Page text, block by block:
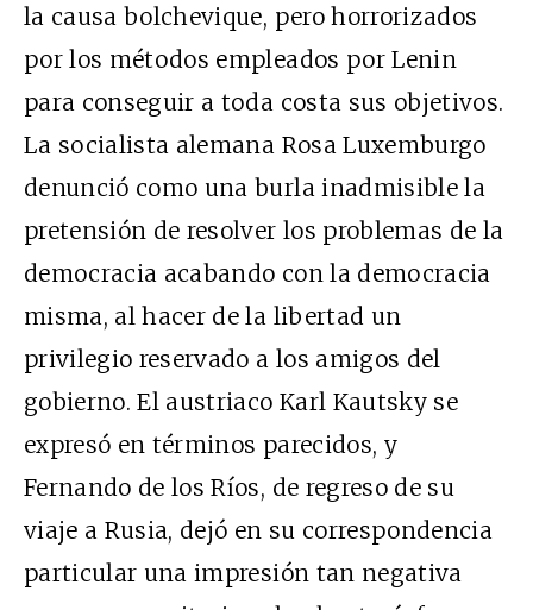
la causa bolchevique, pero horrorizados
por los métodos empleados por Lenin
para conseguir a toda costa sus objetivos.
La socialista alemana Rosa Luxemburgo
denunció como una burla inadmisible la
pretensión de resolver los problemas de la
democracia acabando con la democracia
misma, al hacer de la libertad un
privilegio reservado a los amigos del
gobierno. El austriaco Karl Kautsky se
expresó en términos parecidos, y
Fernando de los Ríos, de regreso de su
viaje a Rusia, dejó en su correspondencia
particular una impresión tan negativa